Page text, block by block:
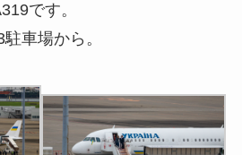
です。
車場から。